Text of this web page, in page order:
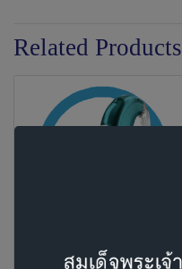
Related Products
Naida CI M